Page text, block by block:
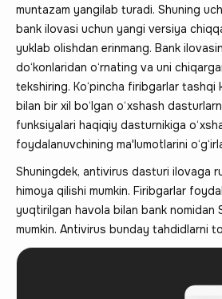
muntazam yangilab turadi. Shuning
bank ilovasi uchun yangi versiya
yuklab olishdan erinmang. Bank
do‘konlaridan o‘rnating va uni
tekshiring. Ko‘pincha firibgarlar tashqi
bilan bir xil bo‘lgan o‘xshash
funksiyalari haqiqiy dasturnikiga
foydalanuvchining ma'lumotlarini
Shuningdek, antivirus dasturi ilovaga
himoya qilishi mumkin. Firibgarlar
yuqtirilgan havola bilan bank nomidan
mumkin. Antivirus bunday tahdidlarni